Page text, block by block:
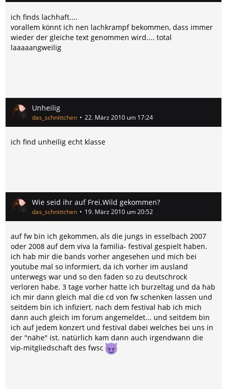
so ich hoffe ich habe keinen vergessen...!
ich finds lachhaft....
vorallem könnt ich nen lachkrampf bekommen, dass immer
wieder der gleiche text genommen wird.... total
laaaaangweilig
Unheilig
das_schnittchen 22. März 2010 um 17:24
ich find unheilig echt klasse
Wie seid ihr auf Frei.Wild gekommen?
das_schnittchen 19. März 2010 um 20:52
auf fw bin ich gekommen, als die jungs in esselbach 2007
oder 2008 auf dem viva la familia- festival gespielt haben.
ich hab mir die bands vorher angesehen und mich bei
youtube mal so informiert, da ich vorher im ausland
unterwegs war und so den faden so zu deutschrock
verloren habe. 3 tage vorher hatte ich burzeltag und da hab
ich mir dann gleich mal die cd von fw schenken lassen und
seitdem bin ich infiziert. nach dem festival hab ich mich
dann auch gleich im forum angemeldet... und seitdem bin
ich auf jedem konzert und festival dabei welches bei uns in
der "nähe" ist. natürlich kam dann auch irgendwann die
vip-mitgliedschaft des fwsc